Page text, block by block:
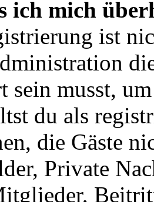
ich mich
ist
sein musst,
du als
die Gäste
Private